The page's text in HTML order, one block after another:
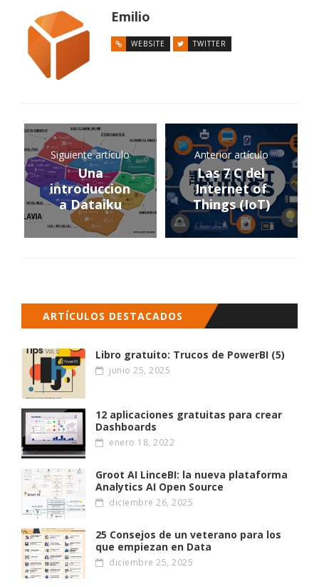
Emilio
WEBSITE TWITTER
Siguiente artículo
Una
introduccion
a Dataiku
Anterior artículo
Las 7 C del
Internet of
Things (IoT)
ARTÍCULOS DESTACADOS
Libro gratuito: Trucos de PowerBI (5)
junio 25, 2025
12 aplicaciones gratuitas para crear
Dashboards
enero 18, 2022
Groot AI LinceBI: la nueva plataforma
Analytics AI Open Source
diciembre 26, 2025
25 Consejos de un veterano para los
que empiezan en Data
diciembre 25, 2025